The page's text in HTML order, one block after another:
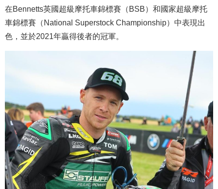
在Bennetts英國超級摩托車錦標賽（BSB）和國家超級摩托
車錦標賽（National Superstock Championship）中表現出
色，並於2021年贏得後者的冠軍。